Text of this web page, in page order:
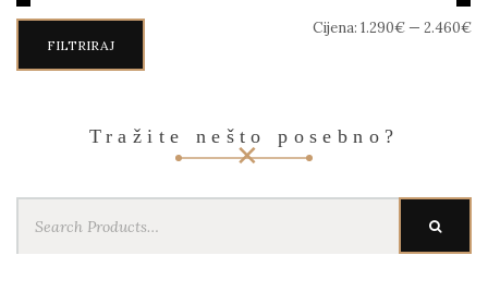
Min
cijena
Maks
cijenaFILTRIRAJ
Cijena: 1.290€ — 2.460€
Tražite nešto posebno?